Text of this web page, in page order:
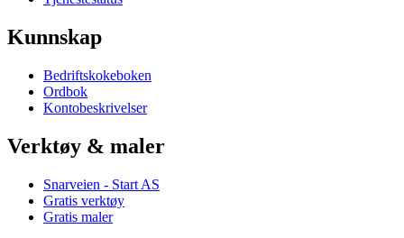
Kunnskap
Bedriftskokeboken
Ordbok
Kontobeskrivelser
Verktøy & maler
Snarveien - Start AS
Gratis verktøy
Gratis maler